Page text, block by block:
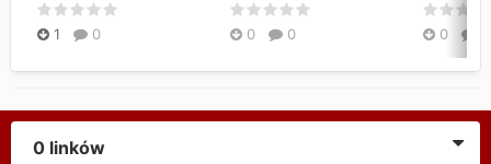
1 0 0 0 0
0 linków